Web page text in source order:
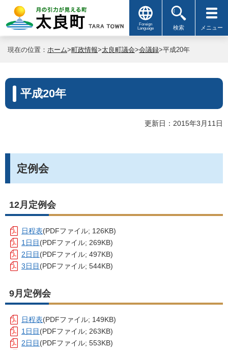
Foreign
Language
検索 メニュー
現在の位置： ホーム>町政情報>太良町議会>会議録>平成20年
平成20年
更新日：2015年3月11日
定例会
12月定例会
日程表(PDFファイル; 126KB)
1日目 (PDFファイル; 269KB)
2日目 (PDFファイル; 497KB)
3日目 (PDFファイル; 544KB)
9月定例会
日程表(PDFファイル; 149KB)
1日目 (PDFファイル; 263KB)
2日目 (PDFファイル; 553KB)